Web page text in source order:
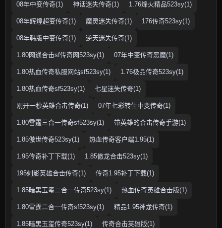
08年中变传奇(1) 神话迷失传奇(1) 1.76烽火精品523sy(1)
08年辉煌超变传奇(1) 魔灵迷失传奇(1) 176传奇523sy(1)
08年韩版中变传奇(1) 逆天迷失传奇(1)
1.80网通合击sf传奇网523sy(1) 07年中变传奇恶魔(1)
1.80热血传奇私服网站sf523sy(1) 1.76极品传奇523sy(1)
1.80热血传奇sf523sy(1) 七星迷失传奇(1)
刚开一秒英雄合击传奇(1) 07年七彩转生中变传奇(1)
1.80雷霆三合一传奇sf523sy(1) 带英雄的合击传奇手游(1)
1.85傲世传奇523sy(1) 热血传奇客户端1.95(1)
1.95传奇补丁下载(1) 1.85傲龙合击523sy(1)
195刺影英雄合击传奇(1) 传奇1.95补丁下载(1)
1.85暗黑玉玺二合一传奇523sy(1) 热血传奇英雄合击版(1)
1.80雷霆二合一传奇sf523sy(1) 精品1.95神龙传奇(1)
1.85暗黑玉玺传奇523sy(1) 传奇合击英雄版(1)